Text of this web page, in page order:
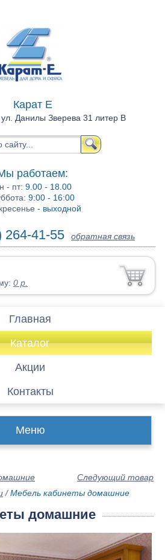
Карат Е
ул. Данилы Зверева 31 литер В
работаем:
- пт:9.00 - 18.00
9:00 - 16:00
- выходной
264-41-55 обратная связь
0 р.
Главная
Каталог
Акции
Контакты
Меню
Следующий товар
/Мебель кабинеты домашние
домашние